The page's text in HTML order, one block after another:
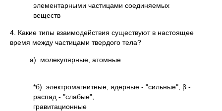
элементарными частицами соединяемых
4. Какие типы взаимодействия существуют в настоящее
время между частицами твердого тела?
а) молекулярные, атомные
*б) электромагнитные, ядерные - "сильные", β -
распад - "слабые",